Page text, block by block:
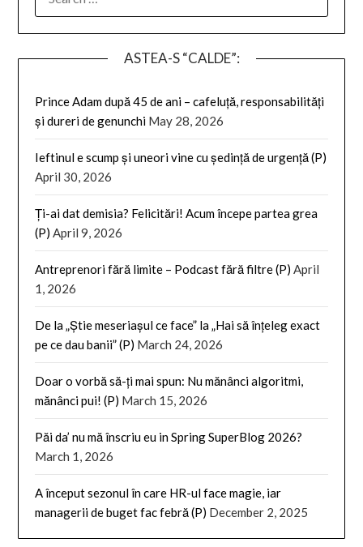
FOR:
ASTEA-S “CALDE”:
Prince Adam după 45 de ani – cafeluță, responsabilități
și dureri de genunchi May 28, 2026
Ieftinul e scump și uneori vine cu ședință de urgență (P)
April 30, 2026
Ți-ai dat demisia? Felicitări! Acum începe partea grea
(P) April 9, 2026
Antreprenori fără limite – Podcast fără filtre (P) April
1, 2026
De la „Știe meseriașul ce face” la „Hai să înțeleg exact
pe ce dau banii” (P) March 24, 2026
Doar o vorbă să-ți mai spun: Nu mănânci algoritmi,
mănânci pui! (P) March 15, 2026
Păi da’ nu mă înscriu eu in Spring SuperBlog 2026?
March 1, 2026
A început sezonul în care HR-ul face magie, iar
managerii de buget fac febră (P) December 2, 2025